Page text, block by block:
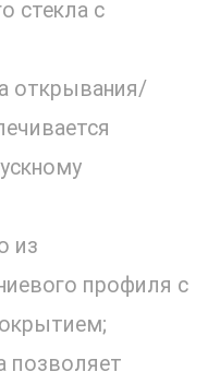
стекла с
открывания/
из
профиля с
позволяет